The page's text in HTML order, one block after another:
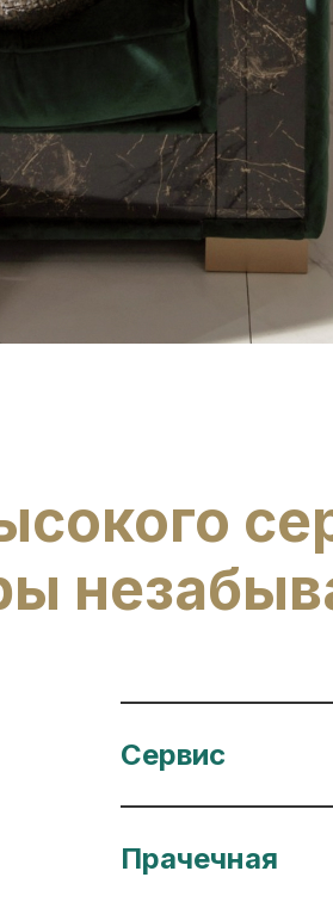
Сервис
Прачечная